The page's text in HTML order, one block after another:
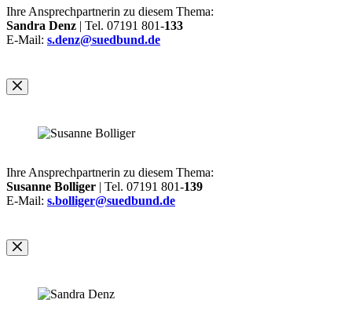
Ihre Ansprechpartnerin zu diesem Thema:
Sandra Denz | Tel. 07191 801-133
E-Mail: s.denz@suedbund.de
Ihre Ansprechpartnerin zu diesem Thema:
Susanne Bolliger | Tel. 07191 801-139
E-Mail: s.bolliger@suedbund.de